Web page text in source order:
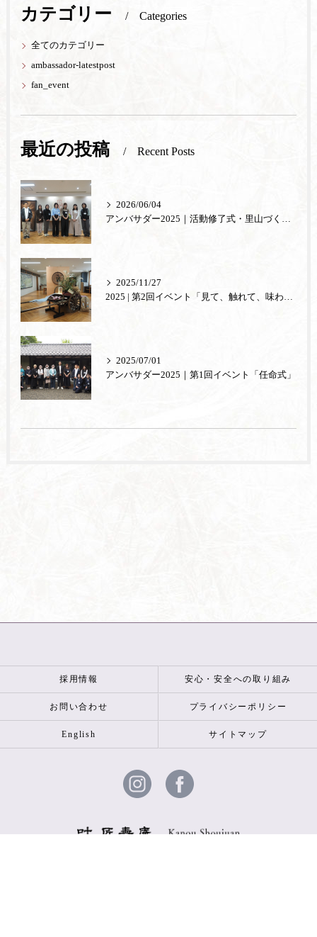
カテゴリー Categories
全てのカテゴリー
ambassador-latestpost
fan_event
最近の投稿 Recent Posts
2026/06/04
アンバサダー2025｜活動修了式・里山づくり体験
2025/11/27
2025 | 第2回イベント「見て、触れて、味わう。あもの秘密」
2025/07/01
アンバサダー2025｜第1回イベント「任命式」
採用情報 安心・安全への取り組み
お問い合わせ プライバシーポリシー
English サイトマップ